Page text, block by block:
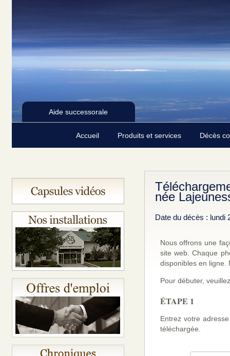
Aide successorale
Accueil Produits et services Décès
née
Date du décès : lundi
Nous offrons une
site web. Chaque
disponibles en ligne.
Pour débuter,
ÉTAPE 1
Entrez votre
téléchargée.